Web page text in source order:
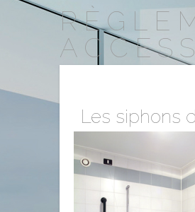
Les siphons